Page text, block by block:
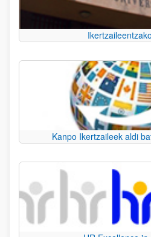
Kanpo Ikertzaileek aldi